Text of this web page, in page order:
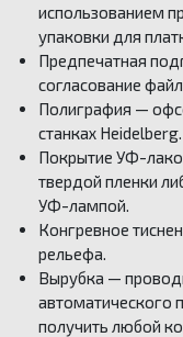
использованием
упаковки для
Предпечатная
согласование
Полиграфия —
станках Heidelberg.
Покрытие УФ-
твердой пленки
УФ-лампой.
Конгревное
рельефа.
Вырубка —
автоматического
получить любой